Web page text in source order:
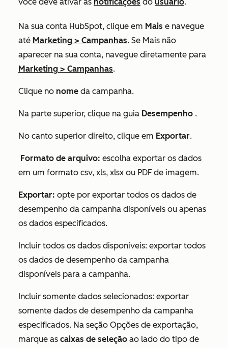
Na sua conta HubSpot, clique em Mais e navegue
até Marketing > Campanhas. Se Mais não
aparecer na sua conta, navegue diretamente para
Marketing > Campanhas.
Clique no nome da campanha.
Na parte superior, clique na guia Desempenho .
No canto superior direito, clique em Exportar.
Formato de arquivo: escolha exportar os dados
em um formato csv, xls, xlsx ou PDF de imagem.
Exportar: opte por exportar todos os dados de
desempenho da campanha disponíveis ou apenas
os dados especificados.
Incluir todos os dados disponíveis: exportar todos
os dados de desempenho da campanha
disponíveis para a campanha.
Incluir somente dados selecionados: exportar
somente dados de desempenho da campanha
especificados. Na seção Opções de exportação,
marque as caixas de seleção ao lado do tipo de